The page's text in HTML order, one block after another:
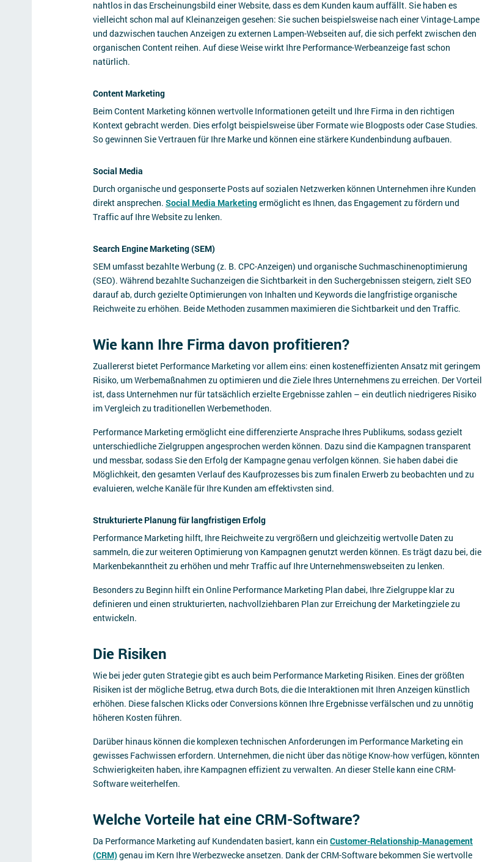
nahtlos in das Erscheinungsbild einer Website, dass es dem Kunden kaum auffällt. Sie haben es
vielleicht schon mal auf Kleinanzeigen gesehen: Sie suchen beispielsweise nach einer Vintage-Lampe
und dazwischen tauchen Anzeigen zu externen Lampen-Webseiten auf, die sich perfekt zwischen den
organischen Content reihen. Auf diese Weise wirkt Ihre Performance-Werbeanzeige fast schon
natürlich.
Content Marketing
Beim Content Marketing können wertvolle Informationen geteilt und Ihre Firma in den richtigen
Kontext gebracht werden. Dies erfolgt beispielsweise über Formate wie Blogposts oder Case Studies.
So gewinnen Sie Vertrauen für Ihre Marke und können eine stärkere Kundenbindung aufbauen.
Social Media
Durch organische und gesponserte Posts auf sozialen Netzwerken können Unternehmen ihre Kunden
direkt ansprechen. Social Media Marketingermöglicht es Ihnen, das Engagement zu fördern und
Traffic auf Ihre Website zu lenken.
Search Engine Marketing (SEM)
SEM umfasst bezahlte Werbung (z. B. CPC-Anzeigen) und organische Suchmaschinenoptimierung
(SEO). Während bezahlte Suchanzeigen die Sichtbarkeit in den Suchergebnissen steigern, zielt SEO
darauf ab, durch gezielte Optimierungen von Inhalten und Keywords die langfristige organische
Reichweite zu erhöhen. Beide Methoden zusammen maximieren die Sichtbarkeit und den Traffic.
Wie kann Ihre Firma davon profitieren?
Zuallererst bietet Performance Marketing vor allem eins: einen kosteneffizienten Ansatz mit geringem
Risiko, um Werbemaßnahmen zu optimieren und die Ziele Ihres Unternehmens zu erreichen. Der Vorteil
ist, dass Unternehmen nur für tatsächlich erzielte Ergebnisse zahlen – ein deutlich niedrigeres Risiko
im Vergleich zu traditionellen Werbemethoden.
Performance Marketing ermöglicht eine differenzierte Ansprache Ihres Publikums, sodass gezielt
unterschiedliche Zielgruppen angesprochen werden können. Dazu sind die Kampagnen transparent
und messbar, sodass Sie den Erfolg der Kampagne genau verfolgen können. Sie haben dabei die
Möglichkeit, den gesamten Verlauf des Kaufprozesses bis zum finalen Erwerb zu beobachten und zu
evaluieren, welche Kanäle für Ihre Kunden am effektivsten sind.
Strukturierte Planung für langfristigen Erfolg
Performance Marketing hilft, Ihre Reichweite zu vergrößern und gleichzeitig wertvolle Daten zu
sammeln, die zur weiteren Optimierung von Kampagnen genutzt werden können. Es trägt dazu bei, die
Markenbekanntheit zu erhöhen und mehr Traffic auf Ihre Unternehmenswebseiten zu lenken.
Besonders zu Beginn hilft ein Online Performance Marketing Plan dabei, Ihre Zielgruppe klar zu
definieren und einen strukturierten, nachvollziehbaren Plan zur Erreichung der Marketingziele zu
entwickeln.
Die Risiken
Wie bei jeder guten Strategie gibt es auch beim Performance Marketing Risiken. Eines der größten
Risiken ist der mögliche Betrug, etwa durch Bots, die die Interaktionen mit Ihren Anzeigen künstlich
erhöhen. Diese falschen Klicks oder Conversions können Ihre Ergebnisse verfälschen und zu unnötig
höheren Kosten führen.
Darüber hinaus können die komplexen technischen Anforderungen im Performance Marketing ein
gewisses Fachwissen erfordern. Unternehmen, die nicht über das nötige Know-how verfügen, könnten
Schwierigkeiten haben, ihre Kampagnen effizient zu verwalten. An dieser Stelle kann eine CRM-
Software weiterhelfen.
Welche Vorteile hat eine CRM-Software?
Da Performance Marketing auf Kundendaten basiert, kann ein Customer-Relationship-Management
(CRM) genau im Kern Ihre Werbezwecke ansetzen. Dank der CRM-Software bekommen Sie wertvolle